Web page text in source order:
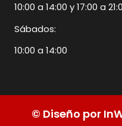
10:00 a 14:00 y 17:00 a
Sábados:
10:00 a 14:00
© Diseño por